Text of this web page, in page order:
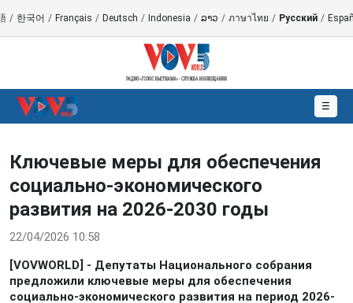
/ 한국어 / Français / Deutsch / Indonesia / ລາວ / ภาษาไทย / Русский /
☰
Ключевые меры для обеспечения
социально-экономического
развития на 2026-2030 годы
22/04/2026 10:58
[VOVWORLD] - Депутаты Национального собрания
предложили ключевые меры для обеспечения
социально-экономического развития на период 2026-